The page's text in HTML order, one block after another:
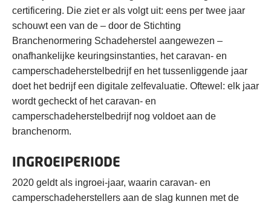
certificering. Die ziet er als volgt uit: eens per twee jaar
schouwt een van de – door de Stichting
Branchenormering Schadeherstel aangewezen –
onafhankelijke keuringsinstanties, het caravan- en
camperschadeherstelbedrijf en het tussenliggende jaar
doet het bedrijf een digitale zelfevaluatie. Oftewel: elk jaar
wordt gecheckt of het caravan- en
camperschadeherstelbedrijf nog voldoet aan de
branchenorm.
INGROEIPERIODE
2020 geldt als ingroei-jaar, waarin caravan- en
camperschadeherstellers aan de slag kunnen met de